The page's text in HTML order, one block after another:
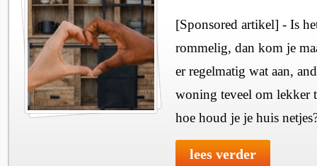
[Sponsored artikel] - Is
rommelig, dan kom je
er regelmatig wat aan,
woning teveel om lekker
hoe houd je je huis
lees verder